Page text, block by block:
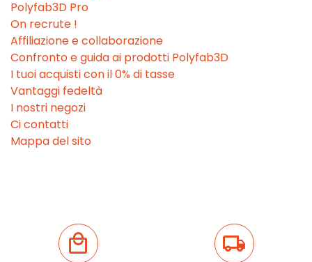
Polyfab3D Pro
On recrute !
Affiliazione e collaborazione
Confronto e guida ai prodotti Polyfab3D
I tuoi acquisti con il 0% di tasse
Vantaggi fedeltà
I nostri negozi
Ci contatti
Mappa del sito